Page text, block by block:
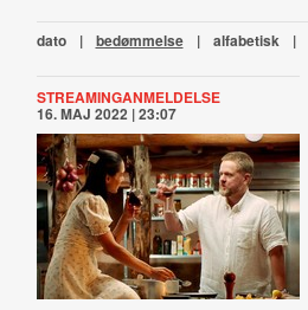
dato | bedømmelse | alfabetisk |
STREAMINGANMELDELSE
16. MAJ 2022 | 23:07